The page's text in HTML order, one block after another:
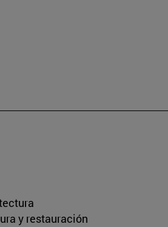
y restauración